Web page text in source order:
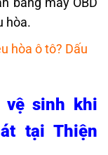
hòa.
hòa ô tô? Dấu
vệ sinh khi
tại Thiện